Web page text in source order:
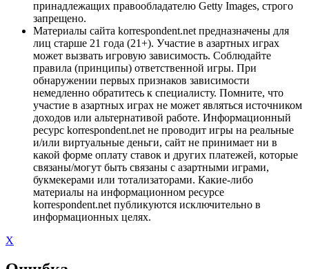
принадлежащих правообладателю Getty Images, строго
запрещено.
Материалы сайта korrespondent.net предназначены для
лиц старше 21 года (21+). Участие в азартных играх
может вызвать игровую зависимость. Соблюдайте
правила (принципы) ответственной игры. При
обнаружении первых признаков зависимости
немедленно обратитесь к специалисту. Помните, что
участие в азартных играх не может являться источником
доходов или альтернативой работе. Информационный
ресурс korrespondent.net не проводит игры на реальные
и/или виртуальные деньги, сайт не принимает ни в
какой форме оплату ставок и других платежей, которые
связаны/могут быть связаны с азартными играми,
букмекерами или тотализаторами. Какие-либо
материалы на информационном ресурсе
korrespondent.net публикуются исключительно в
информационных целях.
X